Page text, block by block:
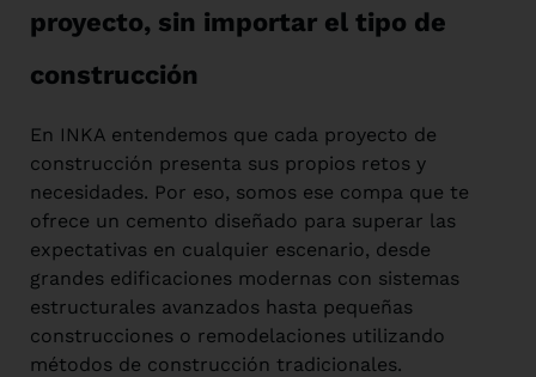
proyecto, sin importar el tipo de
construcción
En INKA entendemos que cada proyecto de
construcción presenta sus propios retos y
necesidades. Por eso, somos ese compa que te
ofrece un cemento diseñado para superar las
expectativas en cualquier escenario, desde
grandes edificaciones modernas con sistemas
estructurales avanzados hasta pequeñas
construcciones o remodelaciones utilizando
métodos de construcción tradicionales.